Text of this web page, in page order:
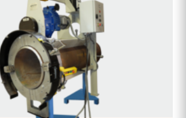
VER EL PRODUCTO